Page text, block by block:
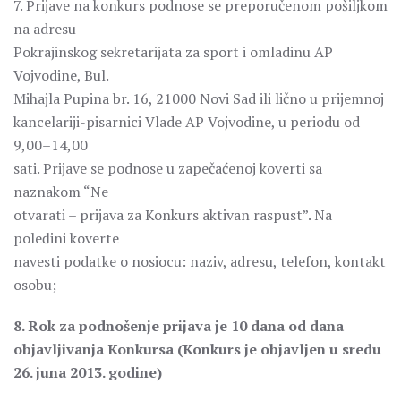
7. Prijave na konkurs podnose se preporučenom pošiljkom
na adresu
Pokrajinskog sekretarijata za sport i omladinu AP
Vojvodine, Bul.
Mihajla Pupina br. 16, 21000 Novi Sad ili lično u prijemnoj
kancelariji-pisarnici Vlade AP Vojvodine, u periodu od
9,00–14,00
sati. Prijave se podnose u zapečaćenoj koverti sa
naznakom “Ne
otvarati – prijava za Konkurs aktivan raspust”. Na
poleđini koverte
navesti podatke o nosiocu: naziv, adresu, telefon, kontakt
osobu;
8. Rok za podnošenje prijava je 10 dana od dana
objavljivanja Konkursa (Konkurs je objavljen u sredu
26. juna 2013. godine)